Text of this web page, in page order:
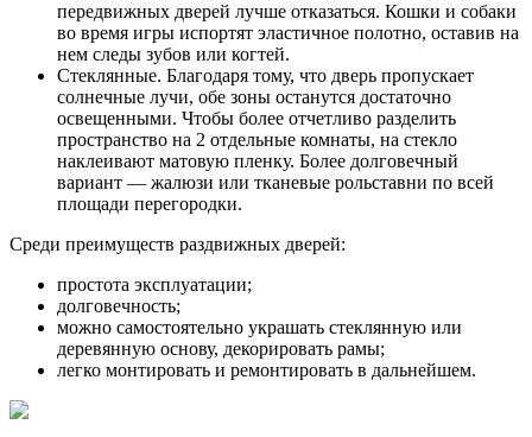
передвижных дверей лучше отказаться. Кошки и собаки
во время игры испортят эластичное полотно, оставив на
нем следы зубов или когтей.
Стеклянные. Благодаря тому, что дверь пропускает
солнечные лучи, обе зоны останутся достаточно
освещенными. Чтобы более отчетливо разделить
пространство на 2 отдельные комнаты, на стекло
наклеивают матовую пленку. Более долговечный
вариант — жалюзи или тканевые рольставни по всей
площади перегородки.
Среди преимуществ раздвижных дверей:
простота эксплуатации;
долговечность;
можно самостоятельно украшать стеклянную или
деревянную основу, декорировать рамы;
легко монтировать и ремонтировать в дальнейшем.